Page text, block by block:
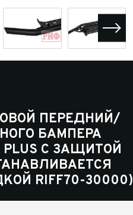
ПЕРЕДНИЙ/
БАМПЕРА
PLUS C ЗАЩИТОЙ
RIFF70-30000)